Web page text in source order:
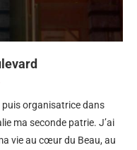
puis organisatrice dans
ma seconde patrie. J’ai
vie au cœur du Beau, au